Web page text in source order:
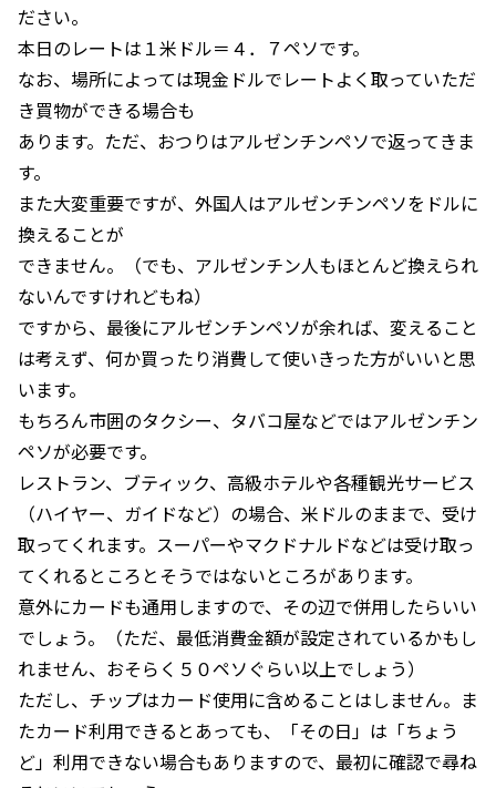
ださい。
本日のレートは１米ドル＝４．７ペソです。
なお、場所によっては現金ドルでレートよく取っていただ
き買物ができる場合も
あります。ただ、おつりはアルゼンチンペソで返ってきま
す。
また大変重要ですが、外国人はアルゼンチンペソをドルに
換えることが
できません。（でも、アルゼンチン人もほとんど換えられ
ないんですけれどもね）
ですから、最後にアルゼンチンペソが余れば、変えること
は考えず、何か買ったり消費して使いきった方がいいと思
います。
もちろん市囲のタクシー、タバコ屋などではアルゼンチン
ペソが必要です。
レストラン、ブティック、高級ホテルや各種観光サービス
（ハイヤー、ガイドなど）の場合、米ドルのままで、受け
取ってくれます。スーパーやマクドナルドなどは受け取っ
てくれるところとそうではないところがあります。
意外にカードも通用しますので、その辺で併用したらいい
でしょう。（ただ、最低消費金額が設定されているかもし
れません、おそらく５０ペソぐらい以上でしょう）
ただし、チップはカード使用に含めることはしません。ま
たカード利用できるとあっても、「その日」は「ちょう
ど」利用できない場合もありますので、最初に確認で尋ね